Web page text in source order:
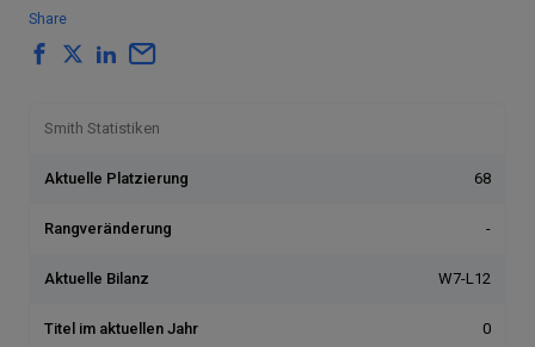
Share
Smith Statistiken
Aktuelle Platzierung 68
Rangveränderung -
Aktuelle Bilanz W7-L12
Titel im aktuellen Jahr 0